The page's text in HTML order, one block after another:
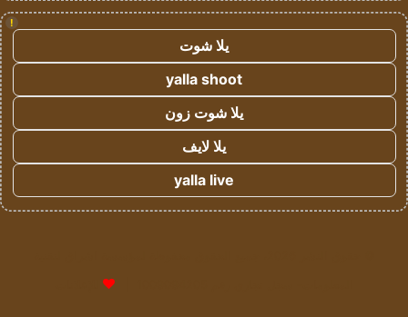
!
يلا شوت
yalla shoot
يلا شوت زون
يلا لايف
yalla live